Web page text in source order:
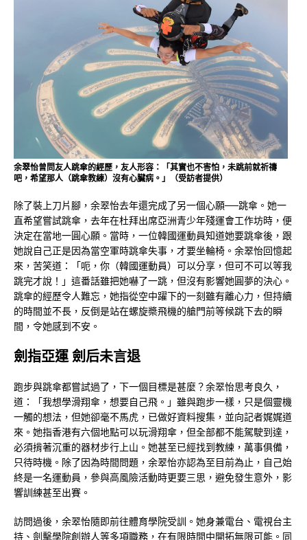
余翠怡曾問友人跳傘的經歷，友人形容：「其實也不害怕，未跳前就祈禱
吧，希望那人（跳傘教練）沒有心臟病。」（受訪者提供）
除了裝上刀片腳，余翠怡去年還完成了另一個心願──跳傘。她一
直希望嘗試跳傘，去年在杜拜出席亞洲青少年殘運會工作坊時，便
決定在當地一圓心願。當時，一位韓國運動員知道她要跳傘後，跟
她說自己正是因為當空軍時跳傘失事，才要坐輪椅。余翠怡回憶起
來，苦笑道：「呃，你（韓國運動員）可以分享，但可不可以等我
跳完才說！」這番話雖把她嚇了一跳，但沒有影響她圓夢的決心。
跳傘的經歷令人難忘，她指從空中躍下的一刻雖有離心力，但持續
的時間並不長，反倒是站在螺旋槳飛機的艙門前等候跳下去的瞬
間，令她感到不安。
劍指亞運 劍后未言退
跑步與跳傘都嘗試過了，下一個目標是甚麼？余翠怡思考良久，
道：「我想學滑翔傘，想要自己飛。」雖與跑步一樣，只是個靈機
一觸的想法，但她卻毫不馬虎，已做好資料搜集，並向記者娓娓道
來。她指香港有六個地點可以玩滑翔傘，但全部都不能駕駛到達，
必須揹著沉重的器材步行上山。她甚至已經找到教練，萬事俱備，
只待時機。除了因為時間問題，余翠怡亦認為至目前為止，自己始
終是一名運動員，參與高風險活動時更要三思，避免發生意外，影
響訓練甚至出賽。
訪問過後，余翠怡隨即前往體育學院受訓。她身兼電台、電視台主
持、劍擊學院創辦人等多項職務，在有限時間中開拓無限可能。同